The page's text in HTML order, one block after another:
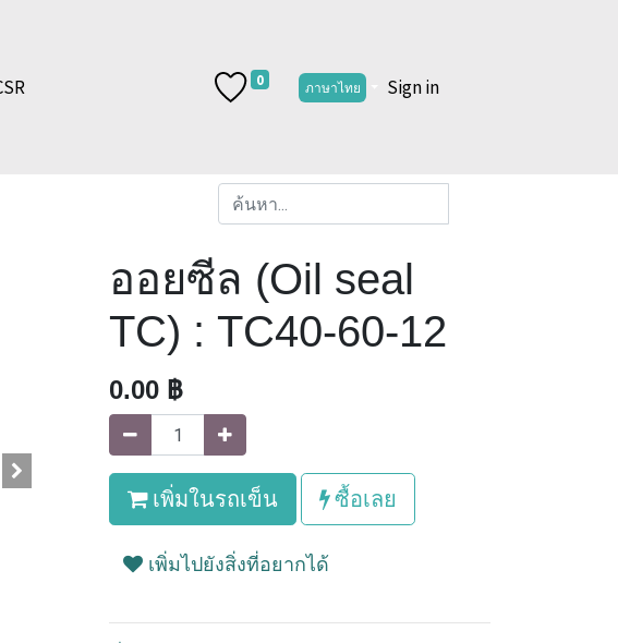
0 ภาษาไทย Sign in
ออยซีล (Oil seal
TC) : TC40-60-12
0.00 ฿
เพิ่มในรถเข็น ซื้อเลย
เพิ่มไปยังสิ่งที่อยากได้